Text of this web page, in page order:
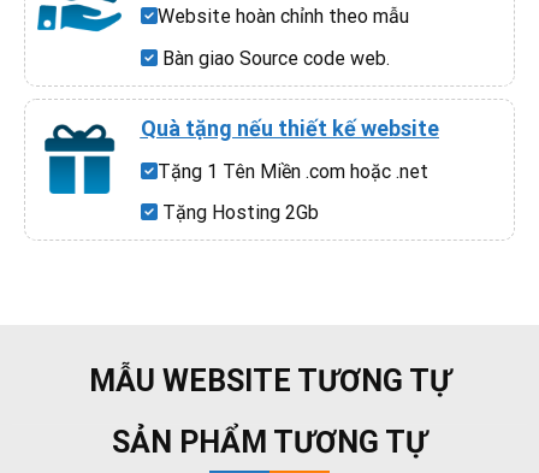
Website hoàn chỉnh theo mẫu
Bàn giao Source code web.
Quà tặng nếu thiết kế website
Tặng 1 Tên Miền .com hoặc .net
Tặng Hosting 2Gb
MẪU WEBSITE TƯƠNG TỰ
SẢN PHẨM TƯƠNG TỰ